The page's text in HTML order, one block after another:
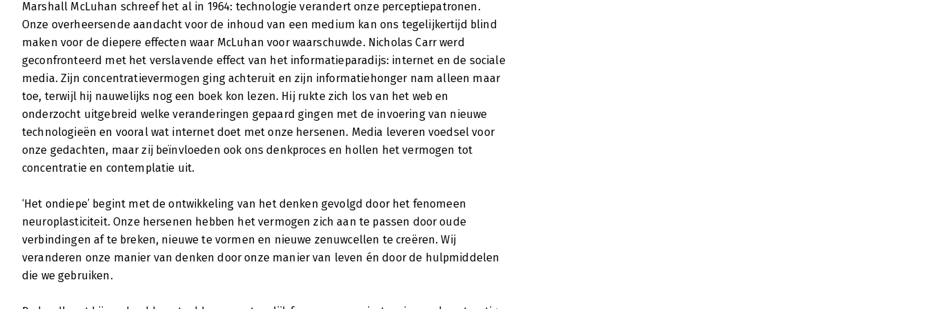
gaat het dus om. Welke invloed heeft de informatievoorziening van internet op ons
en dan specifiek op onze hersenen.
Lees verder
De opkomst van het pannenkoekenbrein
Jeroen Ansink | 17 juni 2011
Computers zouden eigenlijk met een waarschuwing moeten komen:
‘Internetgebruik is schadelijk voor het denkvermogen’. Dat is althans de conclusie
die zich opdringt na het lezen van Het ondiepe van de Amerikaanse technologie-
leiden, vinden we het steeds moeilijker om lange tijd geconcentreerd een tekst te
lezen. De niet aflatende stroom van sociale en informatieve prikkels veroorzaakt
kortsluiting in zowel ons bewustzijn als ons onderbewuste. Het gevolg is dat we
minder informatie opnemen, een slechter geheugen krijgen, en minder in staat
zijn om creatief te denken.
Marshall McLuhan schreef het al in 1964: technologie verandert onze perceptiepatronen.
Onze overheersende aandacht voor de inhoud van een medium kan ons tegelijkertijd blind
maken voor de diepere effecten waar McLuhan voor waarschuwde. Nicholas Carr werd
geconfronteerd met het verslavende effect van het informatieparadijs: internet en de sociale
media. Zijn concentratievermogen ging achteruit en zijn informatiehonger nam alleen maar
toe, terwijl hij nauwelijks nog een boek kon lezen. Hij rukte zich los van het web en
onderzocht uitgebreid welke veranderingen gepaard gingen met de invoering van nieuwe
technologieën en vooral wat internet doet met onze hersenen. Media leveren voedsel voor
onze gedachten, maar zij beïnvloeden ook ons denkproces en hollen het vermogen tot
concentratie en contemplatie uit.
‘Het ondiepe’ begint met de ontwikkeling van het denken gevolgd door het fenomeen
neuroplasticiteit. Onze hersenen hebben het vermogen zich aan te passen door oude
verbindingen af te breken, nieuwe te vormen en nieuwe zenuwcellen te creëren. Wij
veranderen onze manier van denken door onze manier van leven én door de hulpmiddelen
die we gebruiken.